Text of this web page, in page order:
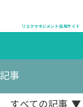
リスクマネジメント 採用サイト
記事
すべての記事